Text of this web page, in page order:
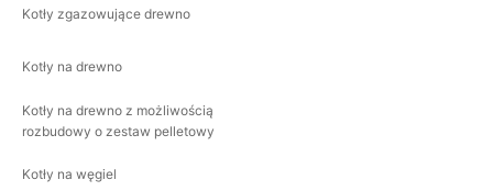
Kotły zgazowujące drewno
Kotły na drewno
Kotły na drewno z możliwością
rozbudowy o zestaw pelletowy
Kotły na węgiel